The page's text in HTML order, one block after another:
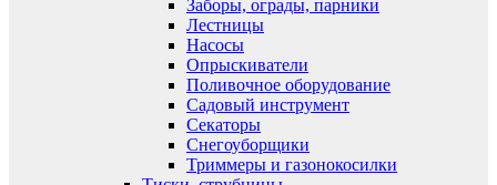
Заборы, ограды, парники
Лестницы
Насосы
Опрыскиватели
Поливочное оборудование
Садовый инструмент
Секаторы
Снегоуборщики
Триммеры и газонокосилки